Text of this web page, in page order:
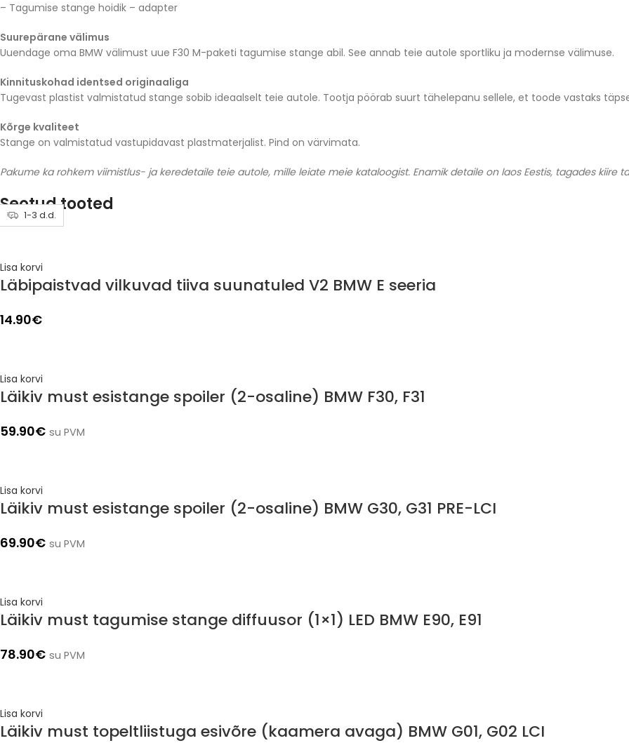
– Tagumise stange hoidik – adapter
Suurepärane välimus
Uuendage oma BMW välimust uue F30 M-paketi tagumise stange abil. See annab teie autole sportliku ja modernse välimuse.
Kinnituskohad identsed originaaliga
Tugevast plastist valmistatud stange sobib ideaalselt teie autole. Tootja pöörab suurt tähelepanu sellele, et toode vastaks
Kõrge kvaliteet
Stange on valmistatud vastupidavast plastmaterjalist. Pind on värvimata.
Pakume ka rohkem viimistlus- ja keredetaile teie autole, mille leiate meie kataloogist. Enamik detaile on laos Eestis, tagades kiire
Seotud tooted
1-3 d.d.
Lisa korvi
Läbipaistvad vilkuvad tiiva suunatuled V2 BMW E seeria
14.90€
1-3 d.d.
Lisa korvi
Läikiv must esistange spoiler (2-osaline) BMW F30, F31
59.90€ su PVM
1-3 d.d.
Lisa korvi
Läikiv must esistange spoiler (2-osaline) BMW G30, G31 PRE-LCI
69.90€ su PVM
1-3 d.d.
Lisa korvi
Läikiv must tagumise stange diffuusor (1×1) LED BMW E90, E91
78.90€ su PVM
1-3 d.d.
Lisa korvi
Läikiv must topeltliistuga esivõre (kaamera avaga) BMW G01, G02 LCI
1-3 d.d.
1-3 d.d.
1-3 d.d.